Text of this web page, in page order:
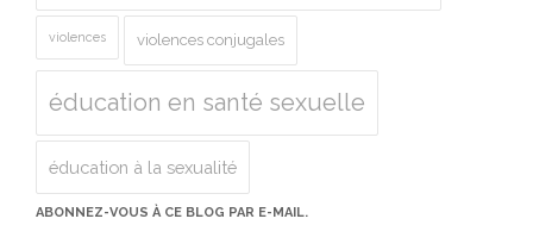
violences violences conjugales
éducation en santé sexuelle
éducation à la sexualité
ABONNEZ-VOUS À CE BLOG PAR E-MAIL.